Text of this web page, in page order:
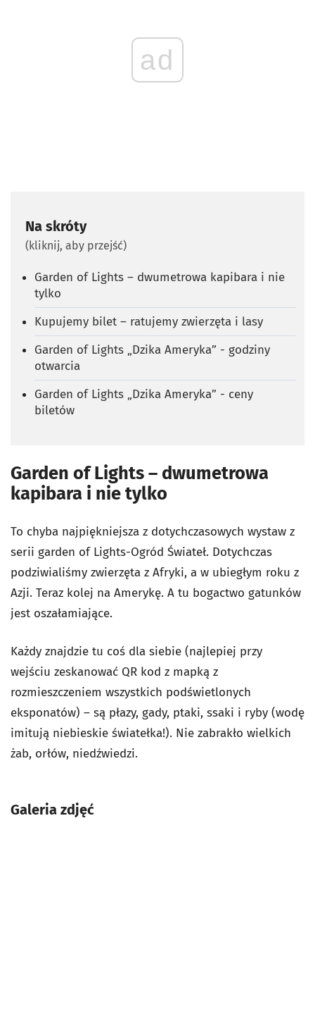
ad
Na skróty
(kliknij, aby przejść)
Garden of Lights – dwumetrowa kapibara i nie
tylko
Kupujemy bilet – ratujemy zwierzęta i lasy
Garden of Lights „Dzika Ameryka” - godziny
otwarcia
Garden of Lights „Dzika Ameryka” - ceny
biletów
Garden of Lights – dwumetrowa
kapibara i nie tylko
To chyba najpiękniejsza z dotychczasowych wystaw z
serii garden of Lights-Ogród Świateł. Dotychczas
podziwialiśmy zwierzęta z Afryki, a w ubiegłym roku z
Azji. Teraz kolej na Amerykę. A tu bogactwo gatunków
jest oszałamiające.
Każdy znajdzie tu coś dla siebie (najlepiej przy
wejściu zeskanować QR kod z mapką z
rozmieszczeniem wszystkich podświetlonych
eksponatów) – są płazy, gady, ptaki, ssaki i ryby (wodę
imitują niebieskie światełka!). Nie zabrakło wielkich
żab, orłów, niedźwiedzi.
Galeria zdjęć